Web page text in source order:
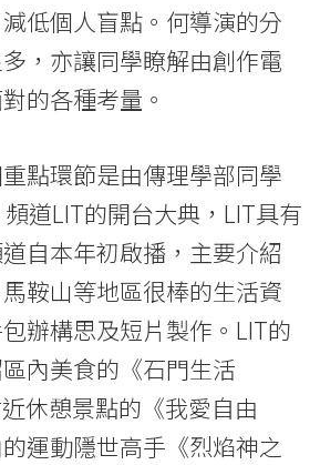
低個人盲點。何導演的分
，亦讓同學瞭解由創作電
的各種考量。
點環節是由傳理學部同學
道LIT的開台大典，LIT具有
自本年初啟播，主要介紹
鞍山等地區很棒的生活資
辦構思及短片製作。LIT的
內美食的《石門生活
休憩景點的《我愛自由
運動隱世高手《烈焰神之